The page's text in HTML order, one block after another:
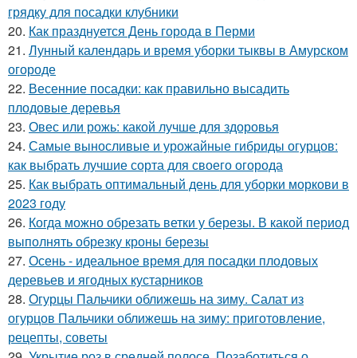
грядку для посадки клубники
20. Как празднуется День города в Перми
21. Лунный календарь и время уборки тыквы в Амурском
огороде
22. Весенние посадки: как правильно высадить
плодовые деревья
23. Овес или рожь: какой лучше для здоровья
24. Самые выносливые и урожайные гибриды огурцов:
как выбрать лучшие сорта для своего огорода
25. Как выбрать оптимальный день для уборки моркови в
2023 году
26. Когда можно обрезать ветки у березы. В какой период
выполнять обрезку кроны березы
27. Осень - идеальное время для посадки плодовых
деревьев и ягодных кустарников
28. Огурцы Пальчики оближешь на зиму. Салат из
огурцов Пальчики оближешь на зиму: приготовление,
рецепты, советы